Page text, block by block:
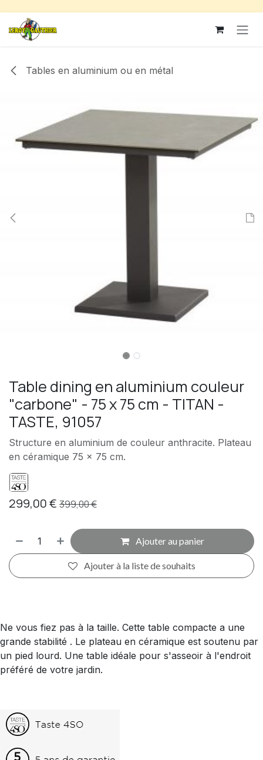
Se rendre au contenu
Tables en aluminium ou en métal
Table dining en aluminium couleur
"carbone" - 75 x 75 cm - TITAN -
TASTE, 91057
Structure en aluminium de couleur anthracite. Plateau
en céramique 75 x 75 cm.
299,00€ 399,00€
Ajouter au panier
Ajouter à la liste de souhaits
Ne vous fiez pas à la taille. Cette table compacte a une
grande stabilité . Le plateau en céramique est soutenu par
un pied lourd. Une table idéale pour s'asseoir à l'endroit
préféré de votre jardin.